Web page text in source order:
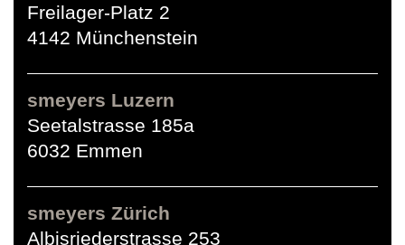
Freilager-Platz 2
4142 Münchenstein
smeyers Luzern
Seetalstrasse 185a
6032 Emmen
smeyers Zürich
Albisriederstrasse 253